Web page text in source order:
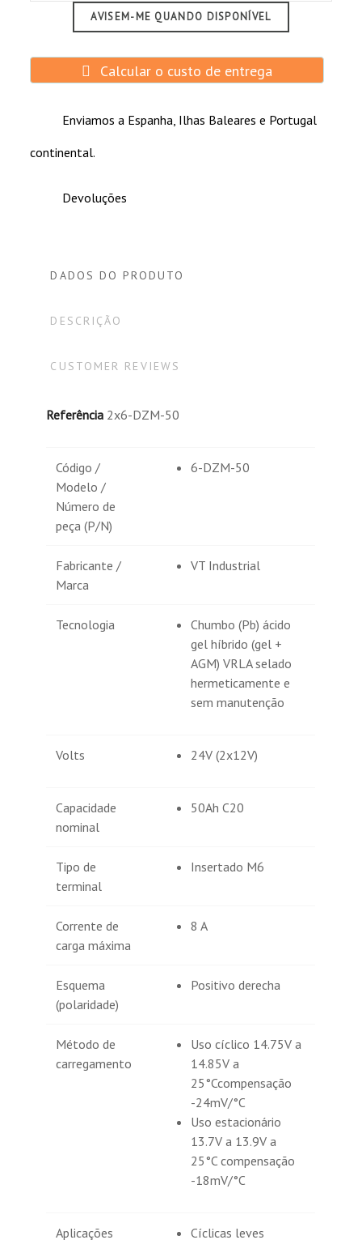
AVISEM-ME QUANDO DISPONÍVEL
Calcular o custo de entrega
Enviamos a Espanha, Ilhas Baleares e Portugal
continental.
Devoluções
DADOS DO PRODUTO
DESCRIÇÃO
CUSTOMER REVIEWS
Referência 2x6-DZM-50
Código /
Modelo /
Número de
peça (P/N)
6-DZM-50
Fabricante /
Marca
VT Industrial
Tecnologia
Chumbo (Pb) ácido
gel híbrido (gel +
AGM) VRLA selado
hermeticamente e
sem manutenção
Volts 24V (2x12V)
Capacidade
nominal
50Ah C20
Tipo de
terminal
Insertado M6
Corrente de
carga máxima
8 A
Esquema
(polaridade)
Positivo derecha
Método de
carregamento
Uso cíclico 14.75V a
14.85V a
25°Ccompensação
-24mV/°C
Uso estacionário
13.7V a 13.9V a
25°C compensação
-18mV/°C
Aplicações Cíclicas leves
Varredores e esfregadores.
Cadeiras de rodas e scooters eléctricas.
Porta-paletes.
Plataformas elevatórias.